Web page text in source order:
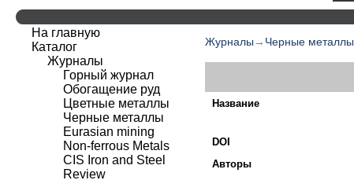
Журналы → Черные металлы
Название
DOI
Авторы
На главную
Каталог
Журналы
Горный журнал
Обогащение руд
Цветные металлы
Черные металлы
Eurasian mining
Non-ferrous Мetals
CIS Iron and Steel
Review